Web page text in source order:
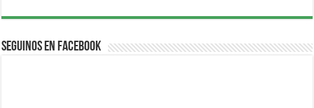
Seguinos en Facebook